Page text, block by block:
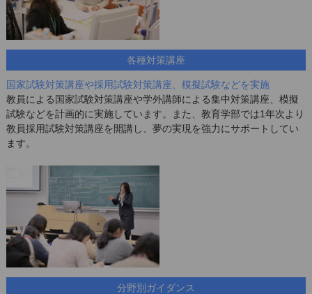
各種対策講座
国家試験対策講座や採用試験対策講座、模擬試験などを実施
教員による国家試験対策講座や学外講師による集中対策講座、模擬
試験などを計画的に実施しています。また、教育学部では1年次より
教員採用試験対策講座を開講し、夢の実現を強力にサポートしてい
ます。
分野別ガイダンス